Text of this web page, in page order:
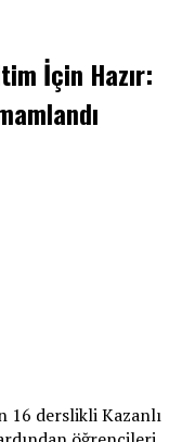
İçin Hazır:
16 derslikli Kazanlı